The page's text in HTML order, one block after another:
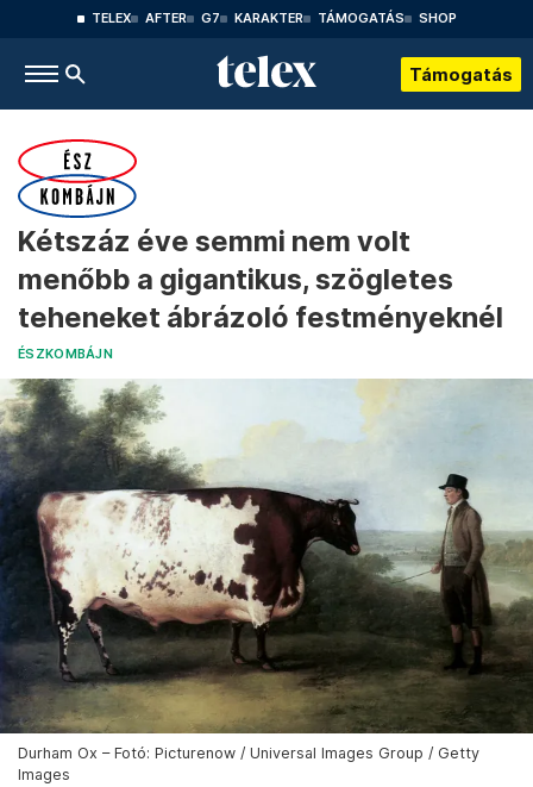
TELEX AFTER G7 KARAKTER TÁMOGATÁS SHOP
Támogatás
Kétszáz éve semmi nem volt
menőbb a gigantikus, szögletes
teheneket ábrázoló festményeknél
ÉSZKOMBÁJN
Durham Ox – Fotó: Picturenow / Universal Images Group / Getty
Images